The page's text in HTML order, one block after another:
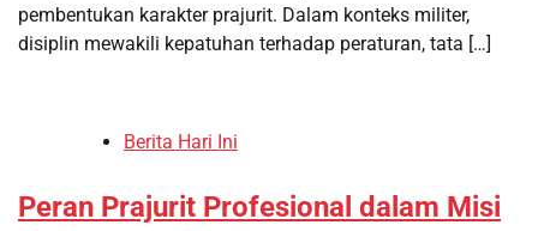
pembentukan karakter prajurit. Dalam konteks militer,
disiplin mewakili kepatuhan terhadap peraturan, tata […]
Berita Hari Ini
Peran Prajurit Profesional dalam Misi